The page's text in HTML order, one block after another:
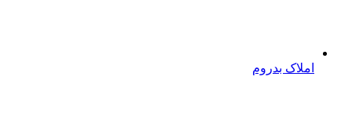
املاک بدروم